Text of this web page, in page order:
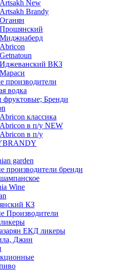
Artsakh New
Artsakh Brandy
Оганян
Прошянский
Миджнаберд
Abricon
Getnatoun
Иджеванский ВКЗ
Мараси
производители
водка
фруктовые; Бренди
Abricon классика
Abricon в п/у NEW
Abricon в п/у
garden
производители бренди
Wine
КЗ
Производители
ЕКД ликеры
Джин